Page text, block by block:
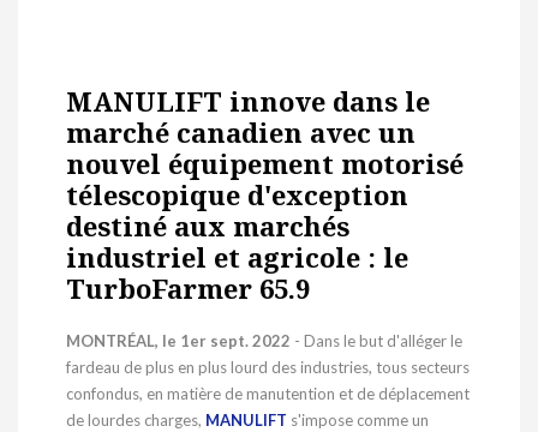
MANULIFT innove dans le
marché canadien avec un
nouvel équipement motorisé
télescopique d'exception
destiné aux marchés
industriel et agricole : le
TurboFarmer 65.9
MONTRÉAL, le 1er sept. 2022 - Dans le but d'alléger le
fardeau de plus en plus lourd des industries, tous secteurs
confondus, en matière de manutention et de déplacement
de lourdes charges, MANULIFT s'impose comme un